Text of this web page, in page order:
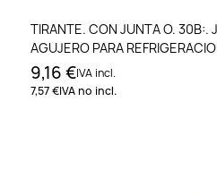
TIRANTE. CON JUNTA O. 30B:. JD VERSION
AGUJERO PARA
9,16 €IVA incl.
7,57 €IVA no incl.